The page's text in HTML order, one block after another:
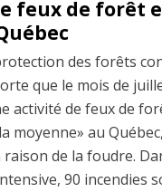
feux de forêt
des forêts
que le mois de
activité de feux de
moyenne» au Québec,
de la foudre.
90 incendies